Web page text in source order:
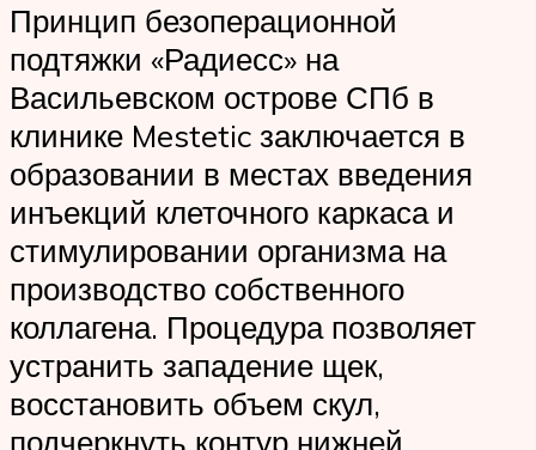
Принцип безоперационной
подтяжки «Радиесс» на
Васильевском острове СПб в
клинике Mestetic заключается в
образовании в местах введения
инъекций клеточного каркаса и
стимулировании организма на
производство собственного
коллагена. Процедура позволяет
устранить западение щек,
восстановить объем скул,
подчеркнуть контур нижней